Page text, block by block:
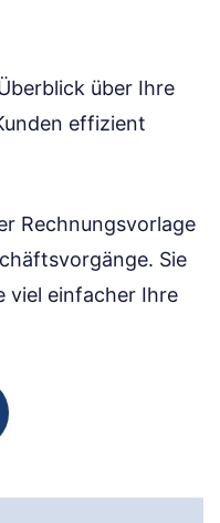
über Ihre
effizient
Rechnungsvorlage
Sie
viel einfacher Ihre